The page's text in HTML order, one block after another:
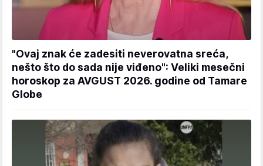
"Ovaj znak će zadesiti neverovatna sreća,
nešto što do sada nije viđeno": Veliki mesečni
horoskop za AVGUST 2026. godine od Tamare
Globe